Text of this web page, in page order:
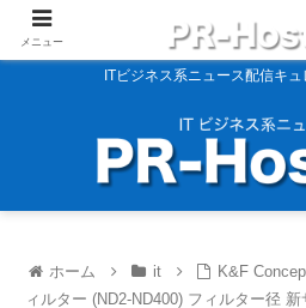
ITビジネス系ニュース配信キ
ホーム it
K&F
ィルター (ND2-ND400) フィルター径
メニュー